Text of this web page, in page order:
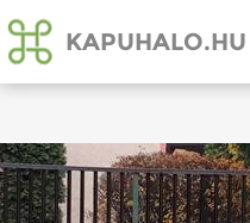
KAPUHALO.HU